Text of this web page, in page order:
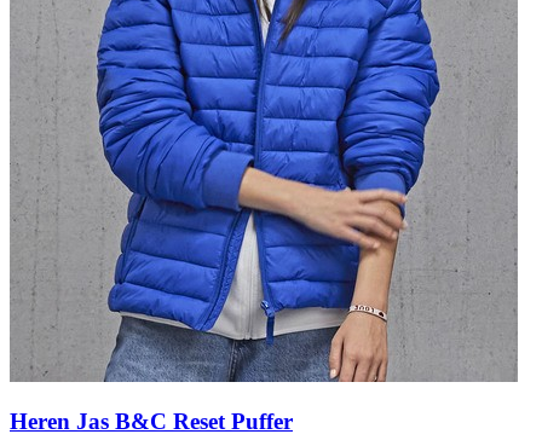
Heren Jas B&C Reset Puffer